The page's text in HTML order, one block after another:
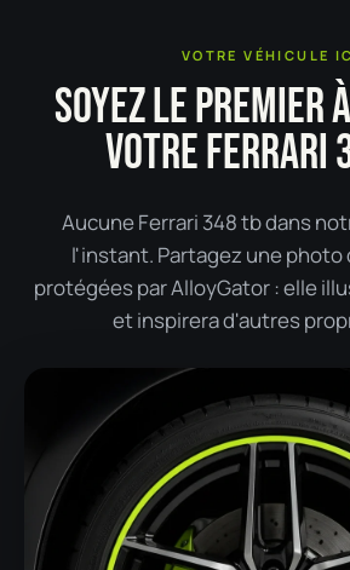
VOTRE VÉHICULE
SOYEZ LE PREMIER
VOTRE
Aucune Ferrari 348 tb dans
l'instant. Partagez une photo
protégées par AlloyGator : elle
et inspirera d'autres